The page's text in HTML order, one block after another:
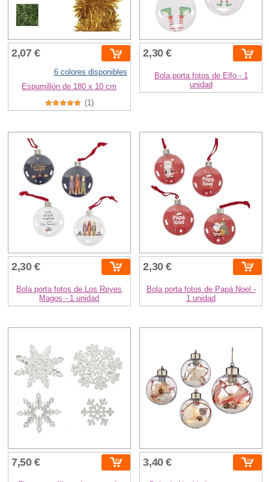
2,07 €
6 colores disponibles
Espumillón de 180 x 10 cm
(1)
2,30 €
Bola porta fotos de Elfo - 1
unidad
2,30 €
Bola porta fotos de Los Reyes
Magos - 1 unidad
2,30 €
Bola porta fotos de Papá Noel -
1 unidad
7,50 € 3,40 €